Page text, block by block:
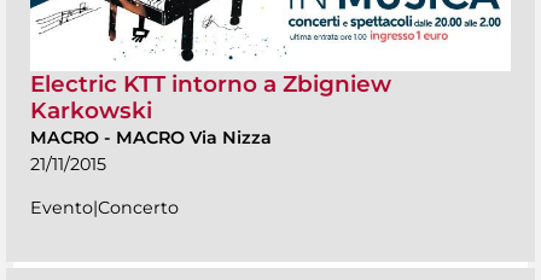
Electric KTT intorno a Zbigniew
Karkowski
MACRO - MACRO Via Nizza
21/11/2015
Evento|Concerto